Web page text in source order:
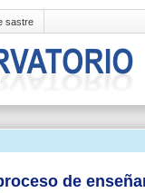
sastre
de